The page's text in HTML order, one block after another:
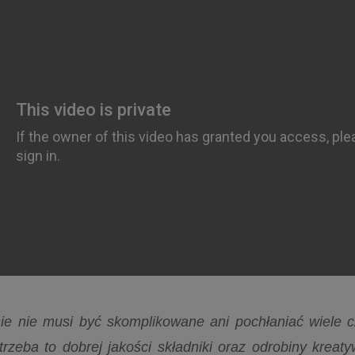
nie musi być skomplikowane ani pochłaniać wiele
to dobrej jakości składniki oraz odrobiny